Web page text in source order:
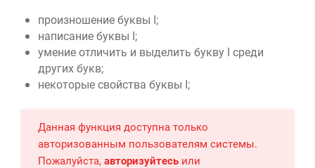
произношение буквы ا;
написание буквы ا;
умение отличить и выделить букву ا среди
других букв;
некоторые свойства буквы ا;
Данная функция доступна только
авторизованным пользователям системы.
Пожалуйста, авторизуйтесь или